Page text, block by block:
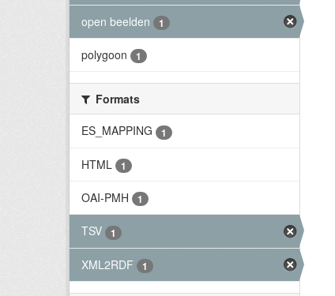
open beelden 1
polygoon 1
Formats
ES_MAPPING
1
HTML 1
OAI-PMH 1
TSV 1
XML2RDF 1